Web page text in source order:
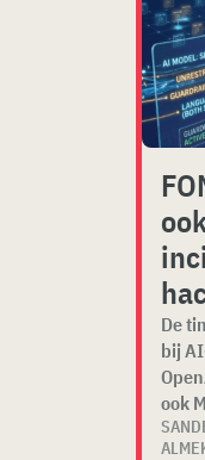
De
bij
ook